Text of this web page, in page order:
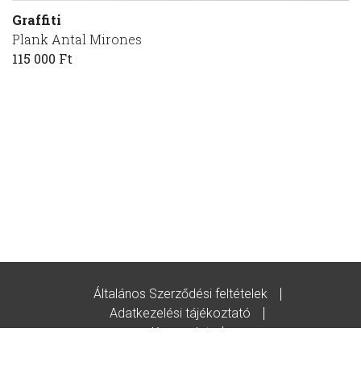
Graffiti
Plank Antal Mirones
115 000 Ft
Általános Szerződési feltételek
Adatkezelési tájékoztató
Kapcsolat